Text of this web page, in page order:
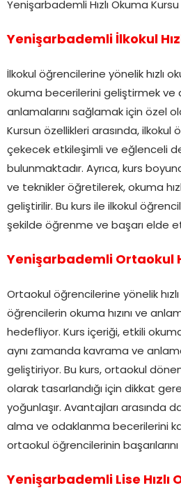
Yenişarbademli Hızlı Okuma Kursu
Yenişarbademli İlkokul
İlkokul öğrencilerine yönelik hızlı
okuma becerilerini geliştirmek ve
anlamalarını sağlamak için özel
Kursun özellikleri arasında, ilkokul
çekecek etkileşimli ve eğlenceli
bulunmaktadır. Ayrıca, kurs
ve teknikler öğretilerek, okuma
geliştirilir. Bu kurs ile ilkokul
şekilde öğrenme ve başarı elde
Yenişarbademli Ortaokul
Ortaokul öğrencilerine yönelik
öğrencilerin okuma hızını ve
hedefliyor. Kurs içeriği, etkili
aynı zamanda kavrama ve
geliştiriyor. Bu kurs, ortaokul
olarak tasarlandığı için dikkat
yoğunlaşır. Avantajları arasında
alma ve odaklanma becerilerini
ortaokul öğrencilerinin
Yenişarbademli Lise Hızlı